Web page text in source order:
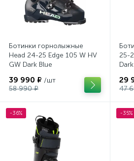
Ботинки горнолыжные
Head 24-25 Edge 105 W HV
GW Dark Blue
39 990 ₽ /шт
58 990 ₽
25-
29
47
-36% -35%